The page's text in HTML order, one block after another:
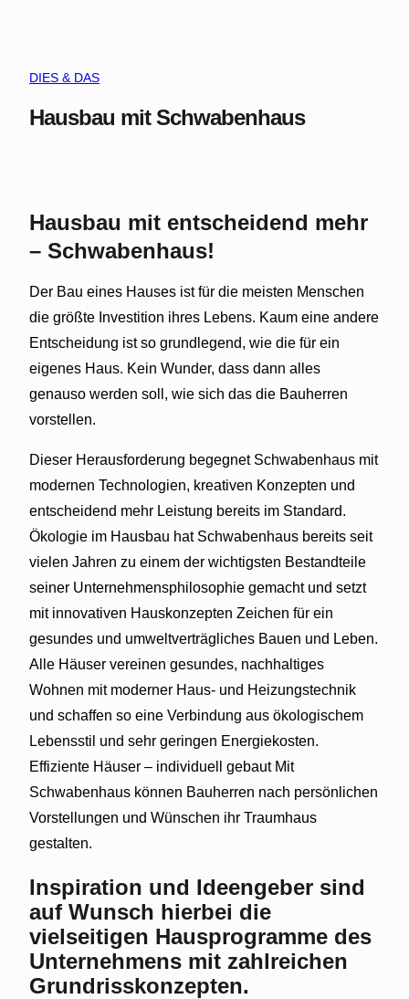
DIES & DAS
Hausbau mit Schwabenhaus
Hausbau mit entscheidend mehr
– Schwabenhaus!
Der Bau eines Hauses ist für die meisten Menschen
die größte Investition ihres Lebens. Kaum eine andere
Entscheidung ist so grundlegend, wie die für ein
eigenes Haus. Kein Wunder, dass dann alles
genauso werden soll, wie sich das die Bauherren
vorstellen.
Dieser Herausforderung begegnet Schwabenhaus mit
modernen Technologien, kreativen Konzepten und
entscheidend mehr Leistung bereits im Standard.
Ökologie im Hausbau hat Schwabenhaus bereits seit
vielen Jahren zu einem der wichtigsten Bestandteile
seiner Unternehmensphilosophie gemacht und setzt
mit innovativen Hauskonzepten Zeichen für ein
gesundes und umweltverträgliches Bauen und Leben.
Alle Häuser vereinen gesundes, nachhaltiges
Wohnen mit moderner Haus- und Heizungstechnik
und schaffen so eine Verbindung aus ökologischem
Lebensstil und sehr geringen Energiekosten.
Effiziente Häuser – individuell gebaut Mit
Schwabenhaus können Bauherren nach persönlichen
Vorstellungen und Wünschen ihr Traumhaus
gestalten.
Inspiration und Ideengeber sind
auf Wunsch hierbei die
vielseitigen Hausprogramme des
Unternehmens mit zahlreichen
Grundrisskonzepten.